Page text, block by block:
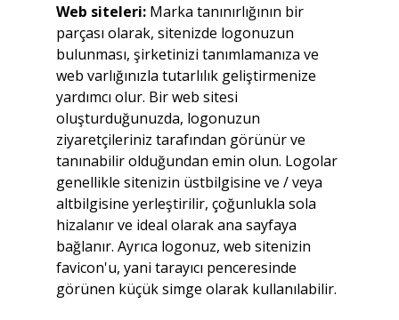
Web siteleri: Marka tanınırlığının bir
parçası olarak, sitenizde logonuzun
bulunması, şirketinizi tanımlamanıza ve
web varlığınızla tutarlılık geliştirmenize
yardımcı olur. Bir web sitesi
oluşturduğunuzda, logonuzun
ziyaretçileriniz tarafından görünür ve
tanınabilir olduğundan emin olun. Logolar
genellikle sitenizin üstbilgisine ve / veya
altbilgisine yerleştirilir, çoğunlukla sola
hizalanır ve ideal olarak ana sayfaya
bağlanır. Ayrıca logonuz, web sitenizin
favicon'u, yani tarayıcı penceresinde
görünen küçük simge olarak kullanılabilir.